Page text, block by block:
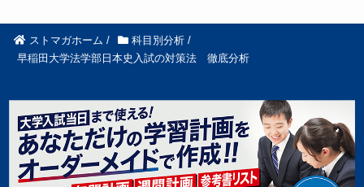
ストマガホーム / 科目別分析 /
早稲田大学法学部日本史入試の対策法 徹底分析